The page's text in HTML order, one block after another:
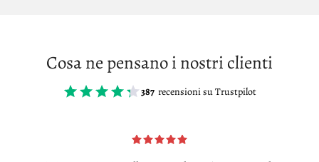
Cosa ne pensano i nostri clienti
387 recensioni su Trustpilot